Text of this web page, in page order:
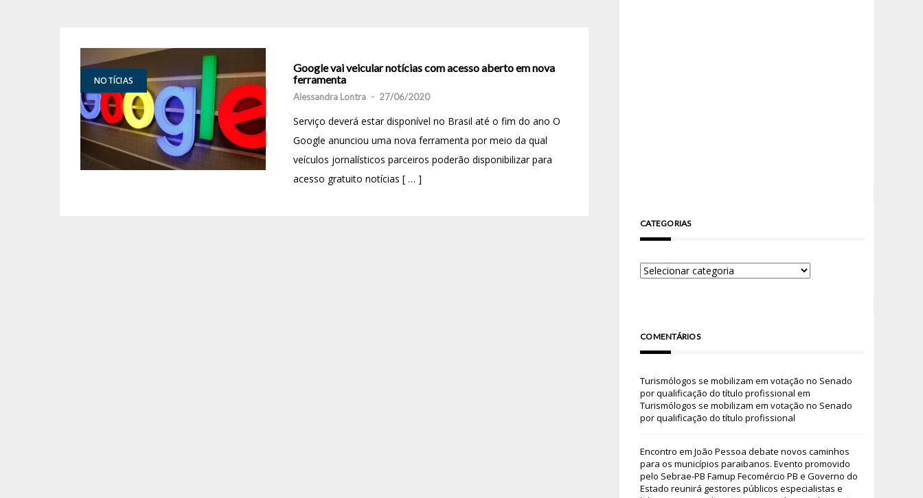
NOTÍCIAS
Google vai veicular notícias com acesso aberto em nova
ferramenta
Alessandra Lontra - 27/06/2020
Serviço deverá estar disponível no Brasil até o fim do ano O
Google anunciou uma nova ferramenta por meio da qual
veículos jornalísticos parceiros poderão disponibilizar para
acesso gratuito notícias [ … ]
CATEGORIAS
COMENTÁRIOS
Turismólogos se mobilizam em votação no Senado
por qualificação do título profissional em
Turismólogos se mobilizam em votação no Senado
por qualificação do título profissional
Encontro em João Pessoa debate novos caminhos
para os municípios paraibanos. Evento promovido
pelo Sebrae-PB Famup Fecomércio PB e Governo do
Estado reunirá gestores públicos especialistas e